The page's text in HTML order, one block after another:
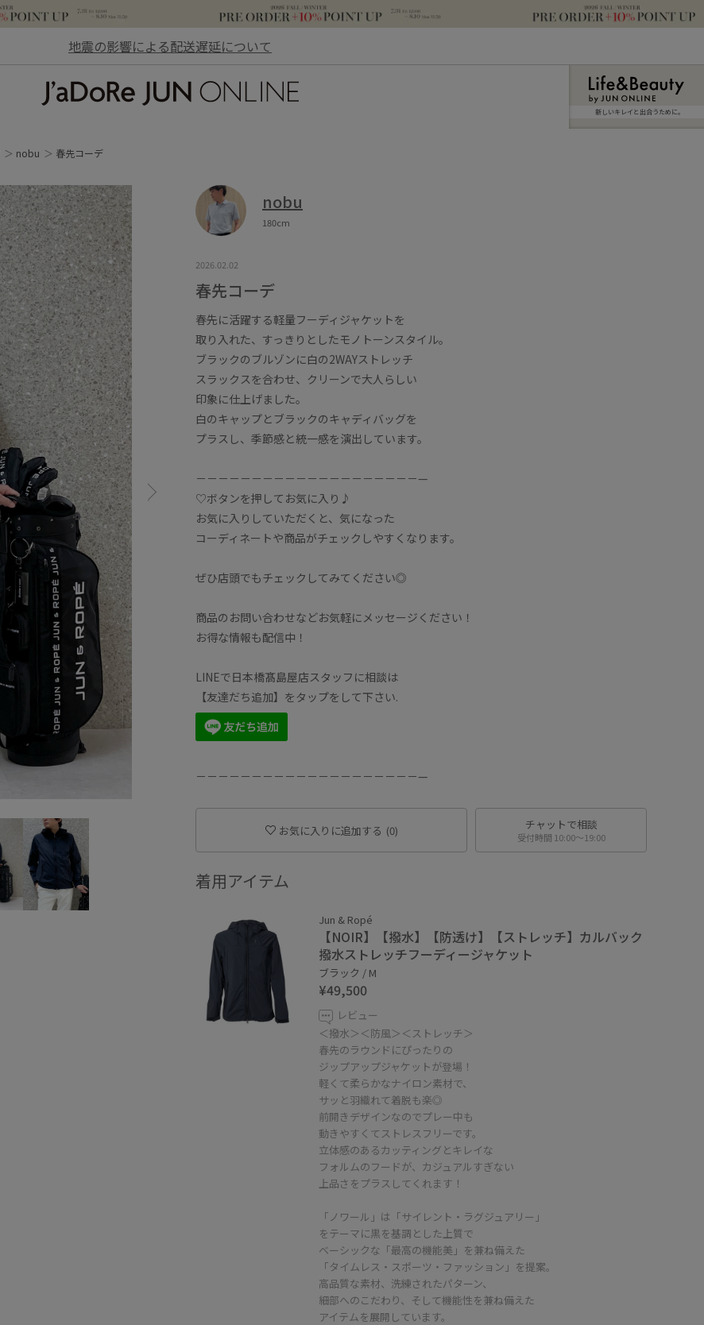
地震の影響による配送遅延について
新しいキレイと出合うために。
nobu 春先コーデ
nobu
180cm
2026.02.02
春先コーデ
春先に活躍する軽量フーディジャケットを
取り入れた、すっきりとしたモノトーンスタイル。
ブラックのブルゾンに白の2WAYストレッチ
スラックスを合わせ、クリーンで大人らしい
印象に仕上げました。
白のキャップとブラックのキャディバッグを
プラスし、季節感と統一感を演出しています。
－－－－－－－－－－－－－－－－－－－－—
♡ボタンを押してお気に入り♪
お気に入りしていただくと、気になった
コーディネートや商品がチェックしやすくなります。
ぜひ店頭でもチェックしてみてください◎
商品のお問い合わせなどお気軽にメッセージください！
お得な情報も配信中！
LINEで日本橋髙島屋店スタッフに相談は
【友達だち追加】をタップをして下さい.
－－－－－－－－－－－－－－－－－－－－—
お気に入りに追加する (0) チャットで相談
受付時間 10:00〜19:00
着用アイテム
Jun & Ropé
【NOIR】【撥水】【防透け】【ストレッチ】カルバック
撥水ストレッチフーディージャケット
ブラック / M
¥49,500
レビュー
＜撥水＞＜防風＞＜ストレッチ＞
春先のラウンドにぴったりの
ジップアップジャケットが登場！
軽くて柔らかなナイロン素材で、
サッと羽織れて着脱も楽◎
前開きデザインなのでプレー中も
動きやすくてストレスフリーです。
立体感のあるカッティングとキレイな
フォルムのフードが、カジュアルすぎない
上品さをプラスしてくれます！
「ノワール」は「サイレント・ラグジュアリー」
をテーマに黒を基調とした上質で
ベーシックな「最高の機能美」を兼ね備えた
「タイムレス・スポーツ・ファッション」を提案。
高品質な素材、洗練されたパターン、
細部へのこだわり、そして機能性を兼ね備えた
アイテムを展開しています。